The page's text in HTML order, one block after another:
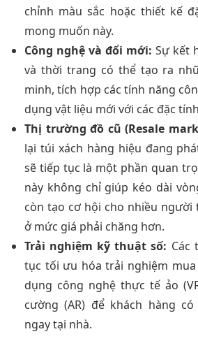
chỉnh màu sắc hoặc thiết kế
mong muốn này.
Công nghệ và đổi mới: Sự kết
và thời trang có thể tạo ra
minh, tích hợp các tính năng
dụng vật liệu mới với các đặc
Thị trường đồ cũ (Resale
lại túi xách hàng hiệu đang
sẽ tiếp tục là một phần quan
này không chỉ giúp kéo dài
còn tạo cơ hội cho nhiều người
ở mức giá phải chăng hơn.
Trải nghiệm kỹ thuật số: Các
tục tối ưu hóa trải nghiệm
dụng công nghệ thực tế ảo
cường (AR) để khách hàng
ngay tại nhà.